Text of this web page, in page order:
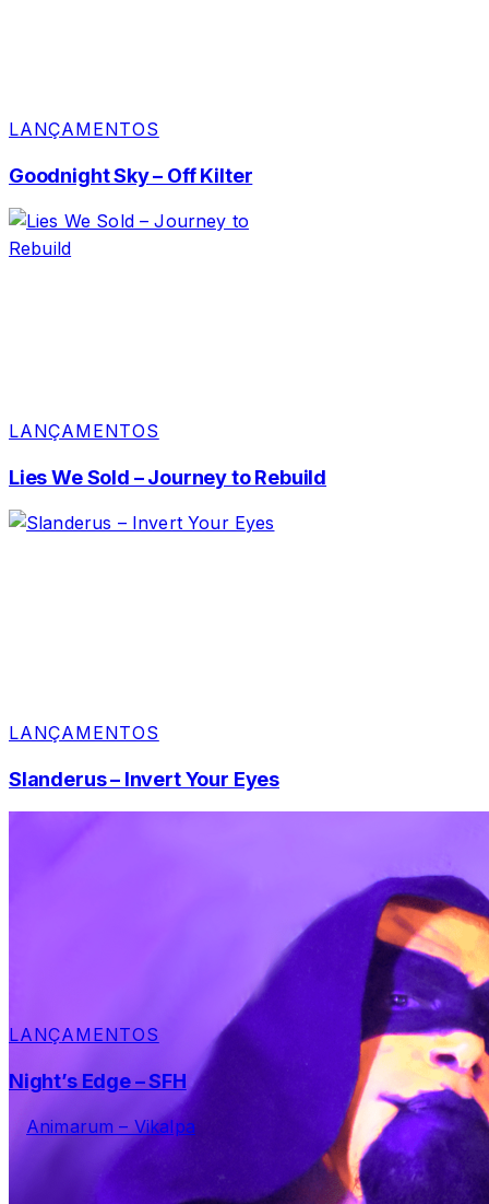
LANÇAMENTOS
Goodnight Sky – Off Kilter
LANÇAMENTOS
Lies We Sold – Journey to Rebuild
LANÇAMENTOS
Slanderus – Invert Your Eyes
LANÇAMENTOS
Night’s Edge – SFH